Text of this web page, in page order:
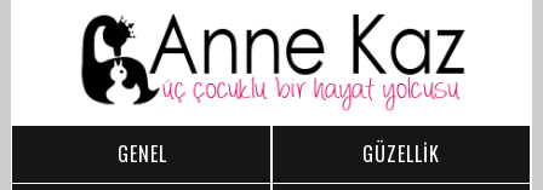
GENEL
GÜZELLİK